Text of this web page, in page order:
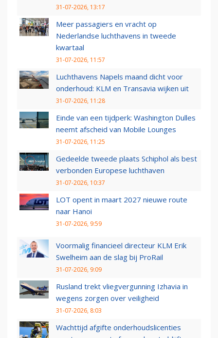
31-07-2026, 13:17
Meer passagiers en vracht op
Nederlandse luchthavens in tweede
kwartaal
31-07-2026, 11:57
Luchthavens Napels maand dicht voor
onderhoud: KLM en Transavia wijken uit
31-07-2026, 11:28
Einde van een tijdperk: Washington Dulles
neemt afscheid van Mobile Lounges
31-07-2026, 11:25
Gedeelde tweede plaats Schiphol als best
verbonden Europese luchthaven
31-07-2026, 10:37
LOT opent in maart 2027 nieuwe route
naar Hanoi
31-07-2026, 9:59
Voormalig financieel directeur KLM Erik
Swelheim aan de slag bij ProRail
31-07-2026, 9:09
Rusland trekt vliegvergunning Izhavia in
wegens zorgen over veiligheid
31-07-2026, 8:03
Wachttijd afgifte onderhoudslicenties